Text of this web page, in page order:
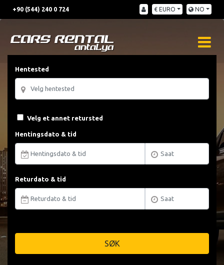
+90 (544) 240 0 724 NO
€ EURO
Hentested
Hentingsdato & tid
Returdato & tid
SØK
Velg et annet retursted